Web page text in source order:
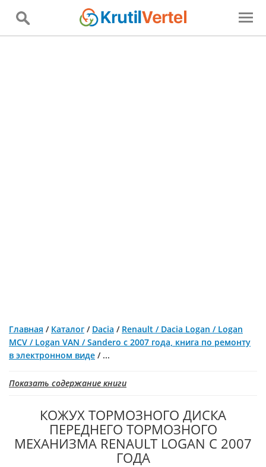
Главная / Каталог / Dacia / Renault / Dacia Logan / Logan
MCV / Logan VAN / Sandero с 2007 года, книга по ремонту
в электронном виде / ...
Показать содержание книги
КОЖУХ ТОРМОЗНОГО ДИСКА
ПЕРЕДНЕГО ТОРМОЗНОГО
МЕХАНИЗМА RENAULT LOGAN С 2007
ГОДА